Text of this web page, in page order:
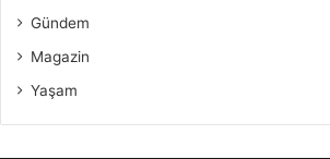
Gündem
Magazin
Yaşam